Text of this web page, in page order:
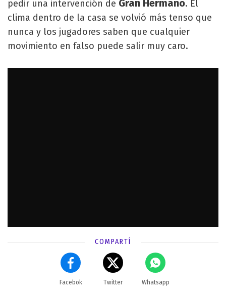
pedir una intervención de Gran Hermano. El
clima dentro de la casa se volvió más tenso que
nunca y los jugadores saben que cualquier
movimiento en falso puede salir muy caro.
COMPARTÍ
Facebok Twitter Whatsapp